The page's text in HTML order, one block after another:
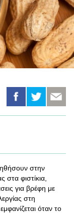
στην
φιστίκια,
για βρέφη με
στη
όταν το